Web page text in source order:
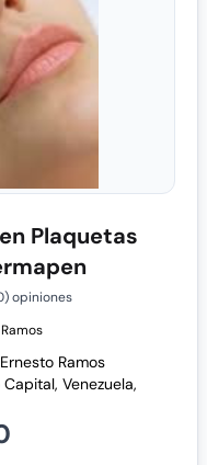
Plaquetas
opiniones
Ramos
Venezuela,